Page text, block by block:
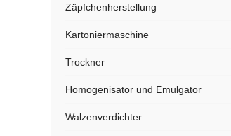
Zäpfchenherstellung
Kartoniermaschine
Trockner
Homogenisator und Emulgator
Walzenverdichter